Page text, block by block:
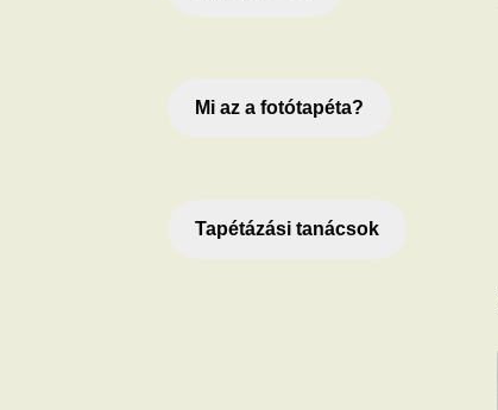
Mi az a fotótapéta?
Tapétázási tanácsok